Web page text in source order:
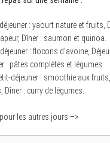
: yaourt nature et fruits,
Dîner : saumon et quinoa.
: flocons d’avoine,
: pâtes complètes et légumes.
déjeuner : smoothie aux
Dîner : curry de légumes.
les autres jours –>